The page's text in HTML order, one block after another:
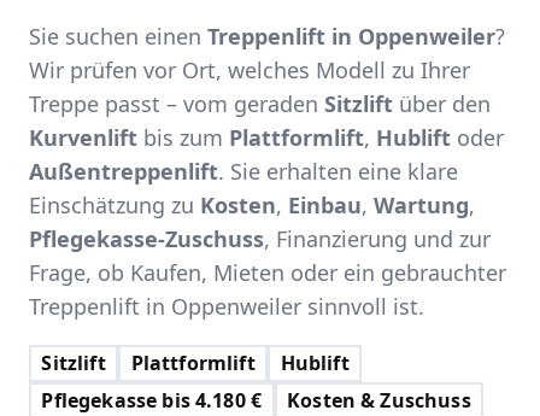
Sie suchen einen Treppenlift in Oppenweiler?
Wir prüfen vor Ort, welches Modell zu Ihrer
Treppe passt – vom geraden Sitzlift über den
Kurvenlift bis zum Plattformlift, Hublift oder
Außentreppenlift. Sie erhalten eine klare
Einschätzung zu Kosten, Einbau, Wartung,
Pflegekasse-Zuschuss, Finanzierung und zur
Frage, ob Kaufen, Mieten oder ein gebrauchter
Treppenlift in Oppenweiler sinnvoll ist.
Sitzlift Plattformlift
Hublift
Pflegekasse bis 4.180 €
Kosten & Zuschuss